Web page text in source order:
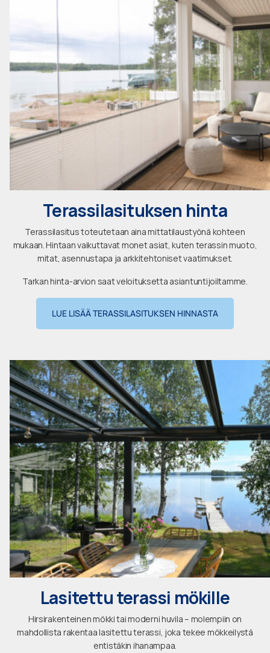
Terassilasituksen hinta
Terassilasitus toteutetaan aina mittatilaustyönä kohteen
mukaan. Hintaan vaikuttavat monet asiat, kuten terassin muoto,
mitat, asennustapa ja arkkitehtoniset vaatimukset.
Tarkan hinta-arvion saat veloituksetta asiantuntijoiltamme.
LUE LISÄÄ TERASSILASITUKSEN HINNASTA
Lasitettu terassi mökille
Hirsirakenteinen mökki tai moderni huvila – molempiin on
mahdollista rakentaa lasitettu terassi, joka tekee mökkeilystä
entistäkin ihanampaa.